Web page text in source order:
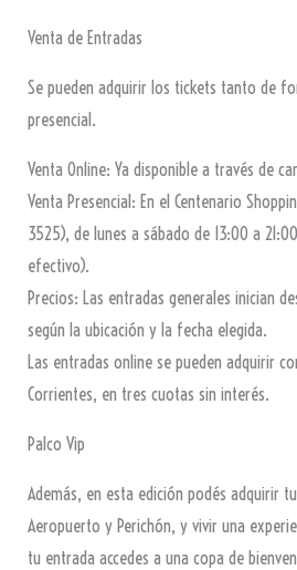
Venta de Entradas
Se pueden adquirir los tickets tanto de
presencial.
Venta Online: Ya disponible a través de
Venta Presencial: En el Centenario
3525), de lunes a sábado de 13:00 a
efectivo).
Precios: Las entradas generales inician
según la ubicación y la fecha elegida.
Las entradas online se pueden adquirir
Corrientes, en tres cuotas sin interés.
Palco Vip
Además, en esta edición podés adquirir
Aeropuerto y Perichón, y vivir una
tu entrada accedes a una copa de